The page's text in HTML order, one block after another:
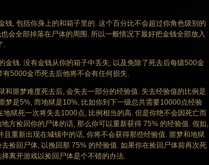
, 包括你身上的和箱子里的. 这个百分比不会超过你角色级别的
会全部掉落在尸体的周围. 所以一般情况下最好把金钱全部放入
.
钱. 没有金钱从你的箱子中丢失, 以及免除了死去后每级500金
5000金币死去后他将不会有任何损失.
噩梦难度死去后, 会失去一部分的经验值. 失去经验值的比例是
梦是5%, 而地狱是10%, 比如你到下一级总共需要10000点经验
狱死一次将失去1000点, 比例相当的高. 但是你绝不会因死亡而
方捡回你的尸体的话, 那么你可以重新获得 75% 的经验值. 假如,
重新出现在城镇中的话, 你将不会获得那些经验值. 噩梦和地狱
捡回尸体, 以挽回那 75% 的经验值. 如果你在捡回尸体前再次死
离开游戏以捡回尸体是个不错的办法.